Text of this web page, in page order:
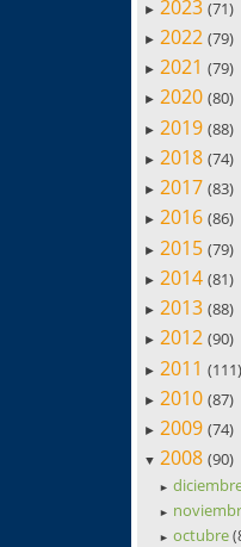
► 2023 (71)
► 2022 (79)
► 2021 (79)
► 2020 (80)
► 2019 (88)
► 2018 (74)
► 2017 (83)
► 2016 (86)
► 2015 (79)
► 2014 (81)
► 2013 (88)
► 2012 (90)
► 2011 (111)
► 2010 (87)
► 2009 (74)
▼ 2008 (90)
►
►
► octubre